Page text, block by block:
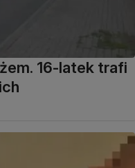
16-latek trafi